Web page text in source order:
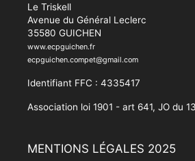
Le Triskell
Avenue du Général Leclerc
35580 GUICHEN
www.ecpguichen.fr
ecpguichen.compet@gmail.com
Identifiant FFC : 4335417
Association loi 1901 - art 641, JO du
MENTIONS LÉGALES 2025